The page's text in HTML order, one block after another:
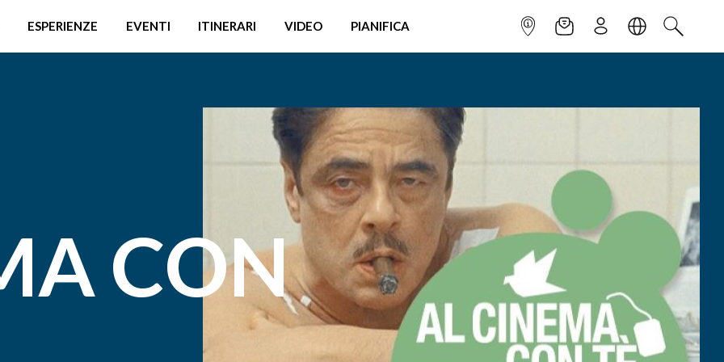
ESPERIENZE EVENTI ITINERARI VIDEO PIANIFICA INFOPOINTNEWSLETTER
ISCRIVITILINGUACERCA
CON